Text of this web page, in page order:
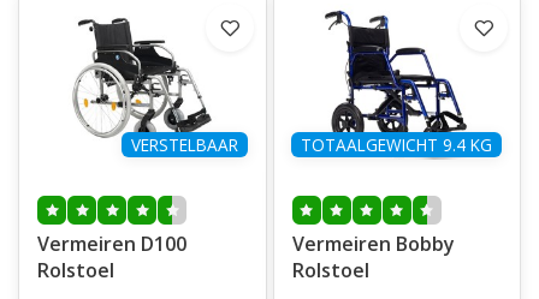
VERSTELBAAR
Vermeiren D100
Rolstoel
TOTAALGEWICHT 9.4 KG
Vermeiren Bobby
Rolstoel